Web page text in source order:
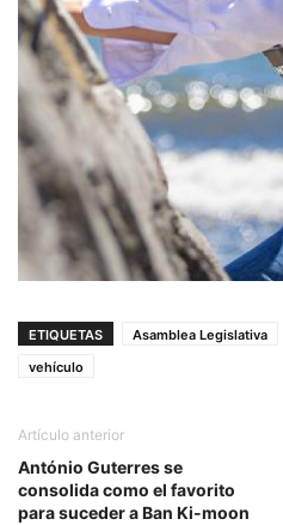
ETIQUETAS Asamblea Legislativa
vehículo
Artículo anterior
António Guterres se
consolida como el favorito
para suceder a Ban Ki-moon